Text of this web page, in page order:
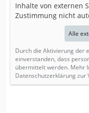
Inhalte von externen
Zustimmung nicht
Alle
Durch die Aktivierung der
einverstanden, dass
übermittelt werden. Mehr
Datenschutzerklärung zur